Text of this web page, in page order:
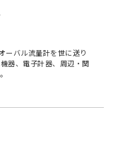
ーバル流量計を世に送り
器、電子計器、周辺・関